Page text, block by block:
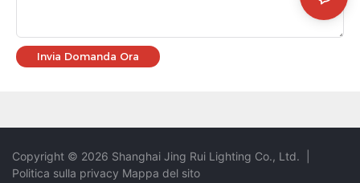
Invia Domanda Ora
Copyright © 2026 Shanghai Jing Rui Lighting Co., Ltd.
Politica sulla privacy Mappa del sito